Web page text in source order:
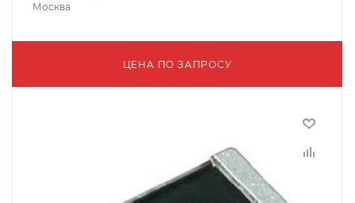
Москва
ЦЕНА ПО ЗАПРОСУ